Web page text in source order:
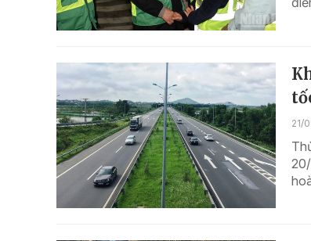
21/